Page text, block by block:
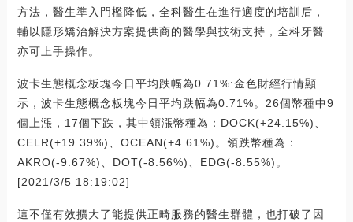
方法，醫生準入門檻降低，全科醫生在進行適度的培訓后，
輔以隱形矯治解決方案提供商的醫學與技術支持，全科牙醫
亦可上手操作。
波卡生態概念板塊今日平均跌幅為0.71%:金色財經行情顯
示，波卡生態概念板塊今日平均跌幅為0.71%。26個幣種中9
個上漲，17個下跌，其中領漲幣種為：DOCK(+24.15%)、
CELR(+19.39%)、OCEAN(+4.61%)。領跌幣種為：
AKRO(-9.67%)、DOT(-8.56%)、EDG(-8.55%)。
[2021/3/5 18:19:02]
這不僅有效擴大了能提供正畸服務的醫生群體，也打破了因